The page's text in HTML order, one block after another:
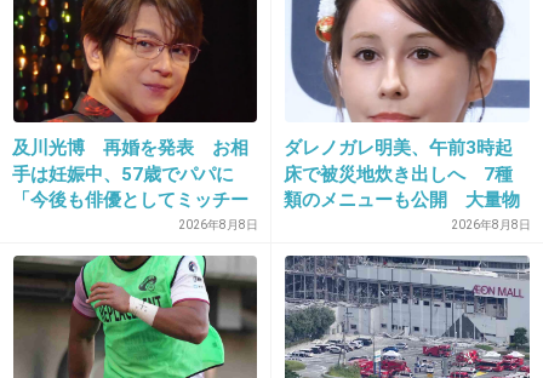
＞＞２０
まゆゆ嫌がってるように見える笑
+136
24. 匿名2014/05/07(水) 20:52:11
↑
吉高ならいいそうｗｗｗｗ
+109 -1
及川光博 再婚を発表 お相
手は妊娠中、57歳でパパに
「今後も俳優としてミッチー
2026年8月8日
ダレノガレ明美、午前3時起
床で被災地炊き出しへ 7種
類のメニューも公開 大量物
2026年8月8日